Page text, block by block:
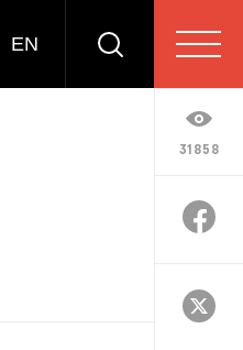
EN
31858